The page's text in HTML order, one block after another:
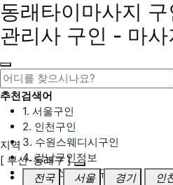
동래타이마사지
관리사 구인 - 마
추천검색어
1. 서울구인
2. 인천구인
3. 수원스웨디시구인
4. 강남구인정보
5. 동탄스웨디시구인
지역
[ 부산-동래구 ]
전국
서울 경기 인